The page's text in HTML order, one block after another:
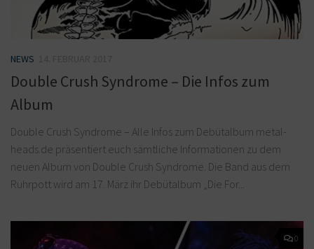
NEWS
Double Crush Syndrome – Die Infos zum
Album
Double Crush Syndrome – Alle Infos zum Debütalbum metal-
heads.de präsentiert euch sämtliche Informationen zu dem
neuen Album von Double Crush Syndrome. Die Band aus dem
Ruhrpott wird am 17. März ihr Debütalbum „Die For...
0